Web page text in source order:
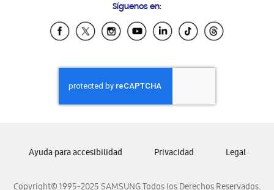
Samsung Ecuador
Samsung El Salvador
Samsung Honduras
Samsung Nicaragua
Samsung Panamá
Samsung Venezuela
Síguenos en:
Ayuda para accesibilidad Privacidad Legal